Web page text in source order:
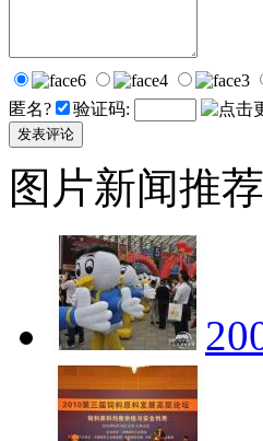
匿名? 验证码:
图片新闻推荐